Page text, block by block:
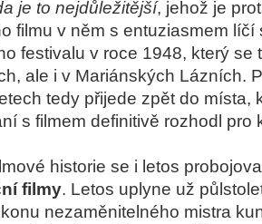
je to nejdůležitější, jehož je
filmu v něm s entuziasmem líčí
festivalu v roce 1948, který se
ale i v Mariánských Lázních.
tedy přijede zpět do místa,
s filmem definitivě rozhodl pro
historie se i letos
filmy. Letos uplyne už
nezaměnitelného mistra